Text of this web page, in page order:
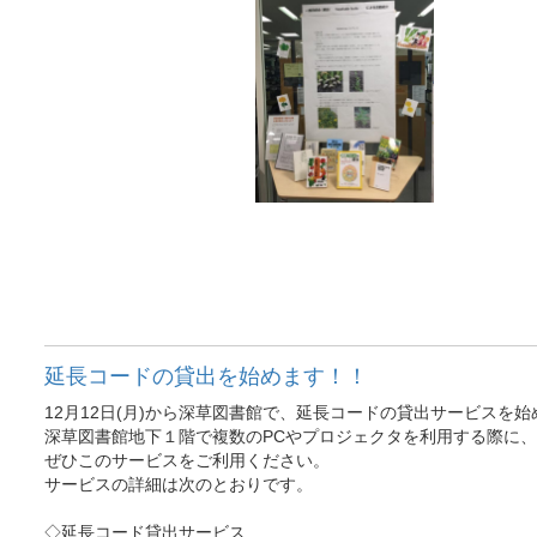
延長コードの貸出を始めます！！
12月12日(月)から深草図書館で、延長コードの貸出サービスを始
深草図書館地下１階で複数のPCやプロジェクタを利用する際に、
ぜひこのサービスをご利用ください。
サービスの詳細は次のとおりです。
◇延長コード貸出サービス